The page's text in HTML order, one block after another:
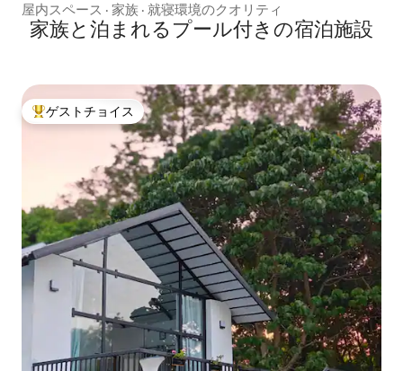
屋内スペース · 家族 · 就寝環境のクオリティ
家族と泊まれるプール付きの宿泊施設
大好評のゲストチョイスです。
ゲストチョイス